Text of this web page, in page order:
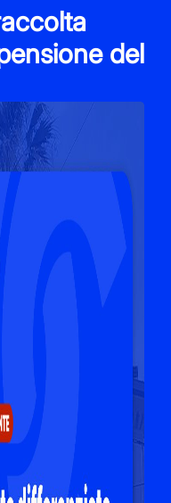
del